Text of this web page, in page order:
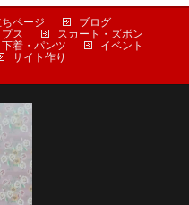
ページ
ブログ
プス
スカート・ズボン
下着・パンツ
イベント
サイト作り